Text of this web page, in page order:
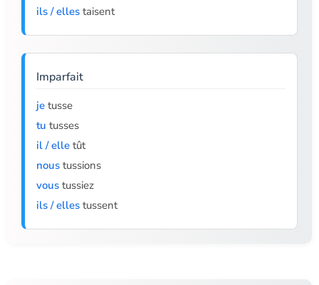
ils / elles taisent
Imparfait
je tusse
tu tusses
il / elle tût
nous tussions
vous tussiez
ils / elles tussent